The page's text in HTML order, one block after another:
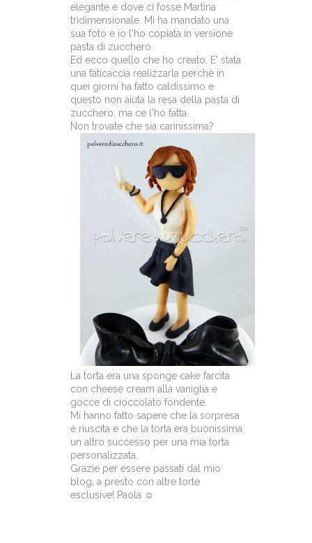
elegante e dove ci fosse Martina
tridimensionale. Mi ha mandato una
sua foto e io l'ho copiata in versione
pasta di zucchero.
Ed ecco quello che ho creato. E' stata
una faticaccia realizzarla perchè in
quei giorni ha fatto caldissimo e
questo non aiuta la resa della pasta di
zucchero, ma ce l'ho fatta.
Non trovate che sia carinissima?
La torta era una sponge cake farcita
con cheese cream alla vaniglia e
gocce di cioccolato fondente.
Mi hanno fatto sapere che la sorpresa
è riuscita e che la torta era buonissima,
un altro successo per una mia torta
personalizzata.
Grazie per essere passati dal mio
blog, a presto con altre torte
esclusive! Paola ☺